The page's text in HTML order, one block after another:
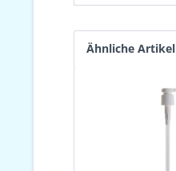
Ähnliche Artikel